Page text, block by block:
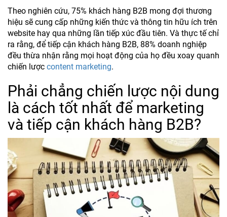
Theo nghiên cứu, 75% khách hàng B2B mong đợi thương
hiệu sẽ cung cấp những kiến thức và thông tin hữu ích trên
website hay qua những lần tiếp xúc đầu tiên. Và thực tế chỉ
ra rằng, để tiếp cận khách hàng B2B, 88% doanh nghiệp
đều thừa nhận rằng mọi hoạt động của họ đều xoay quanh
chiến lược content marketing.
Phải chẳng chiến lược nội dung
là cách tốt nhất để marketing
và tiếp cận khách hàng B2B?